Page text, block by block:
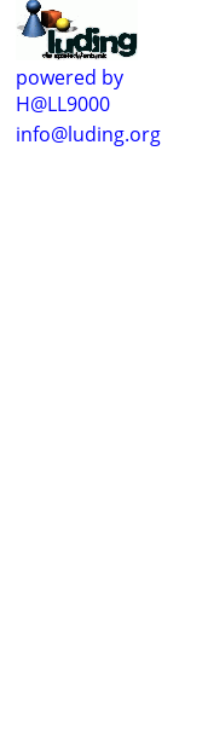
powered by
H@LL9000
info@luding.org